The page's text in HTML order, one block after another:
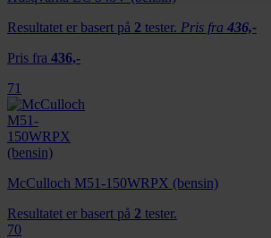
mediefunksjoner og for å analysere
dessuten informasjon om hvordan du
annonsering og analysearbeid, som kan
med annen informasjon du har gjort
eller som de har samlet inn gjennom din
tjenestene deres.
Resultatet er basert på 2 tester. Pris fra 436,-
Pris fra 436,-
71
McCulloch M51-150WRPX (bensin)
Resultatet er basert på 2 tester.
70